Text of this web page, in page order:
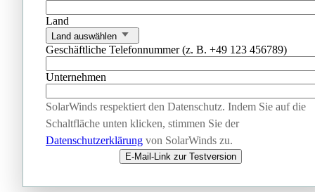
Land
Land auswählen
Geschäftliche Telefonnummer (z. B. +49 123 456789)
Unternehmen
SolarWinds respektiert den Datenschutz. Indem Sie auf die
Schaltfläche unten klicken, stimmen Sie der
Datenschutzerklärung von SolarWinds zu.
E-Mail-Link zur Testversion